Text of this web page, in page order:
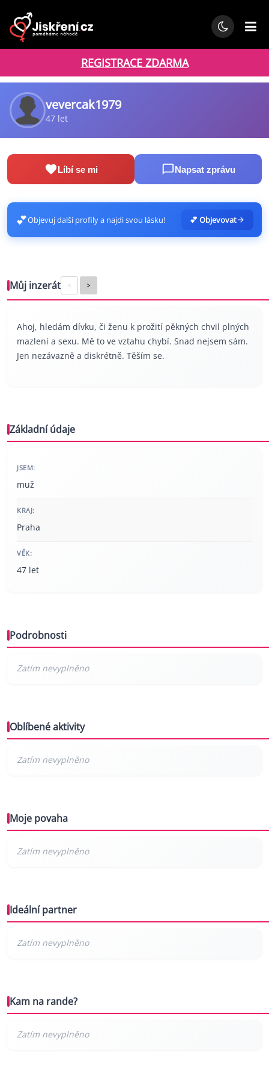
REGISTRACE ZDARMA
vevercak1979
47 let
Líbí se mi Napsat zprávu
💕Objevuj další profily a najdi svou lásku! 💕 Objevovat
Můj inzerát < >
Ahoj, hledám dívku, či ženu k prožití pěkných chvil plných
mazlení a sexu. Mě to ve vztahu chybí. Snad nejsem sám.
Jen nezávazně a diskrétně. Těším se.
Základní údaje
JSEM:
muž
KRAJ:
Praha
VĚK:
47 let
Podrobnosti
Oblíbené aktivity
Moje povaha
Ideální partner
Kam na rande?